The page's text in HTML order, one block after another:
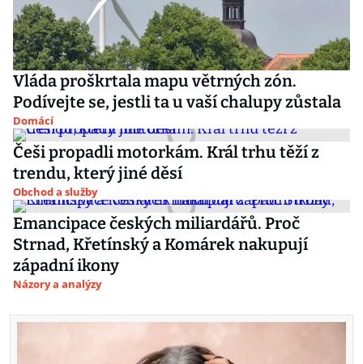
Vláda proškrtala mapu větrných zón.
Podívejte se, jestli ta u vaší chalupy zůstala
Domácí
Češi propadli motorkám. Král trhu těží z
trendu, který jiné děsí
Obchod a služby
Emancipace českých miliardářů. Proč
Strnad, Křetínský a Komárek nakupují
západní ikony
Názory a analýzy